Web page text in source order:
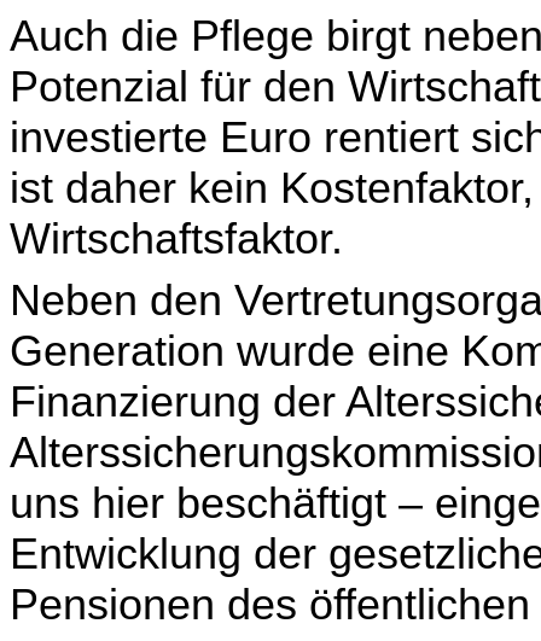
Auch die Pflege birgt
Potenzial für den
investierte Euro rentiert
ist daher kein
Wirtschaftsfaktor.
Neben den
Generation wurde eine
Finanzierung der
uns hier beschäftigt –
Entwicklung der
Pensionen des